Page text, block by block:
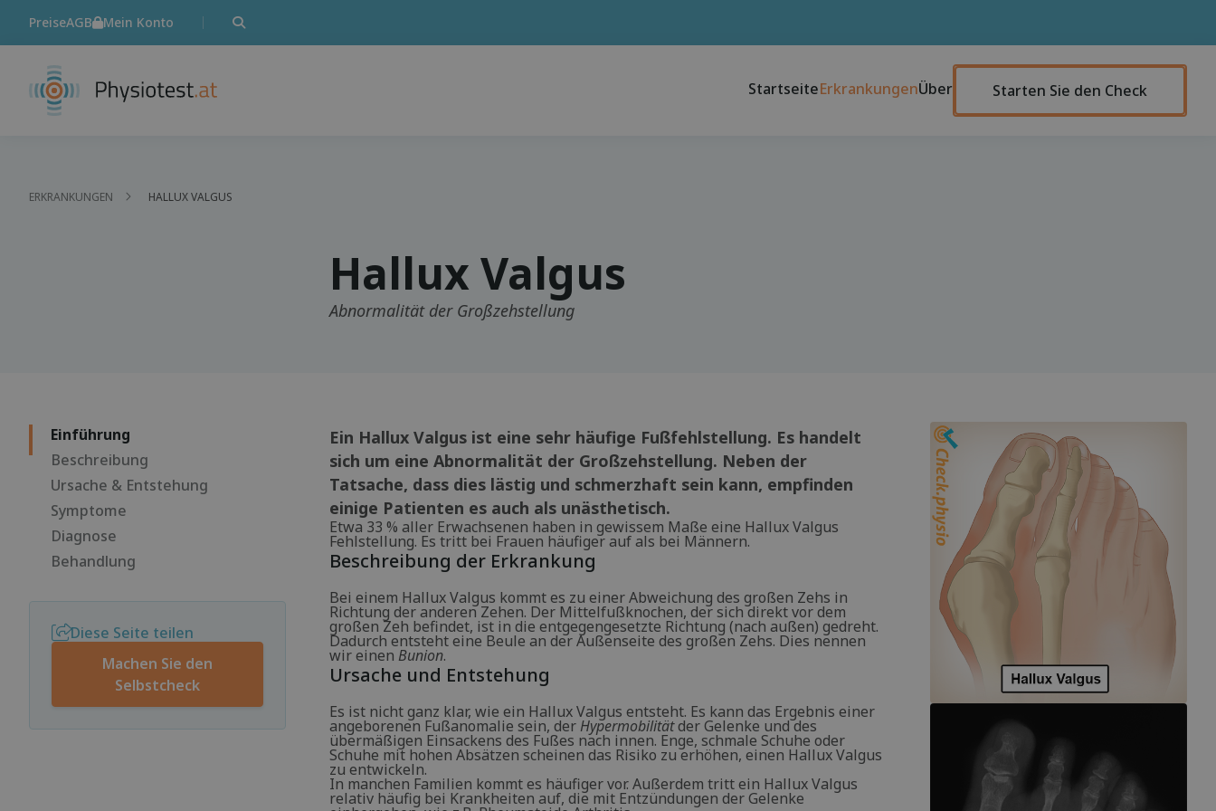
PreiseAGB Mein Konto
StartseiteErkrankungenÜber Starten Sie den Check
ERKRANKUNGEN HALLUX VALGUS
Hallux Valgus
Abnormalität der Großzehstellung
Einführung
Beschreibung
Ursache & Entstehung
Symptome
Diagnose
Behandlung
Diese Seite teilen
Machen Sie den
Selbstcheck
Ein Hallux Valgus ist eine sehr häufige Fußfehlstellung. Es handelt
sich um eine Abnormalität der Großzehstellung. Neben der
Tatsache, dass dies lästig und schmerzhaft sein kann, empfinden
einige Patienten es auch als unästhetisch.
Etwa 33 % aller Erwachsenen haben in gewissem Maße eine Hallux Valgus
Fehlstellung. Es tritt bei Frauen häufiger auf als bei Männern.
Beschreibung der Erkrankung
Bei einem Hallux Valgus kommt es zu einer Abweichung des großen Zehs in
Richtung der anderen Zehen. Der Mittelfußknochen, der sich direkt vor dem
großen Zeh befindet, ist in die entgegengesetzte Richtung (nach außen) gedreht.
Dadurch entsteht eine Beule an der Außenseite des großen Zehs. Dies nennen
wir einen Bunion.
Ursache und Entstehung
Es ist nicht ganz klar, wie ein Hallux Valgus entsteht. Es kann das Ergebnis einer
angeborenen Fußanomalie sein, der Hypermobilitätder Gelenke und des
übermäßigen Einsackens des Fußes nach innen. Enge, schmale Schuhe oder
Schuhe mit hohen Absätzen scheinen das Risiko zu erhöhen, einen Hallux Valgus
zu entwickeln.
In manchen Familien kommt es häufiger vor. Außerdem tritt ein Hallux Valgus
relativ häufig bei Krankheiten auf, die mit Entzündungen der Gelenke